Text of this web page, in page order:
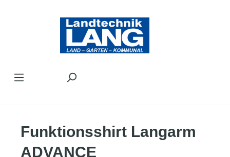
Funktionsshirt Langarm
ADVANCE